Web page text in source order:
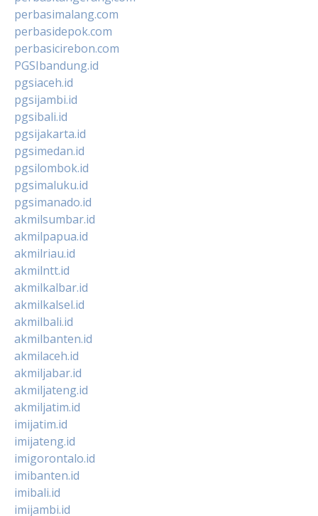
perbasimalang.com
perbasidepok.com
perbasicirebon.com
PGSIbandung.id
pgsiaceh.id
pgsijambi.id
pgsibali.id
pgsijakarta.id
pgsimedan.id
pgsilombok.id
pgsimaluku.id
pgsimanado.id
akmilsumbar.id
akmilpapua.id
akmilriau.id
akmilntt.id
akmilkalbar.id
akmilkalsel.id
akmilbali.id
akmilbanten.id
akmilaceh.id
akmiljabar.id
akmiljateng.id
akmiljatim.id
imijatim.id
imijateng.id
imigorontalo.id
imibanten.id
imibali.id
imijambi.id